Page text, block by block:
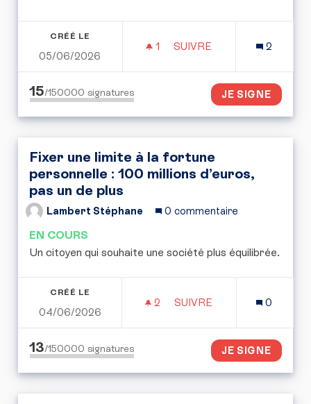
CRÉÉ LE
05/06/2026
1 1 ABONNÉ
SUIVRE
2
15/150000 signatures JE SIGNE
Fixer une limite à la fortune
personnelle : 100 millions d’euros,
pas un de plus
Lambert Stéphane 0 commentaire
EN COURS
Un citoyen qui souhaite une société plus équilibrée.
CRÉÉ LE
04/06/2026
2 2 ABONNÉS
SUIVRE
0
13/150000 signatures JE SIGNE